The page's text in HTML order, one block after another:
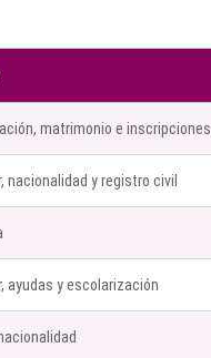
matrimonio e inscripciones
nacionalidad y registro civil
ayudas y escolarización